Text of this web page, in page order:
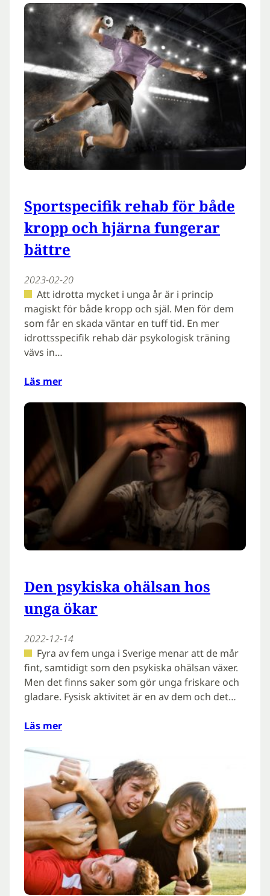
Sportspecifik rehab för både
kropp och hjärna fungerar
bättre
2023-02-20
Att idrotta mycket i unga år är i princip
magiskt för både kropp och själ. Men för dem
som får en skada väntar en tuff tid. En mer
idrottsspecifik rehab där psykologisk träning
vävs in…
Läs mer
Den psykiska ohälsan hos
unga ökar
2022-12-14
Fyra av fem unga i Sverige menar att de mår
fint, samtidigt som den psykiska ohälsan växer.
Men det finns saker som gör unga friskare och
gladare. Fysisk aktivitet är en av dem och det…
Läs mer